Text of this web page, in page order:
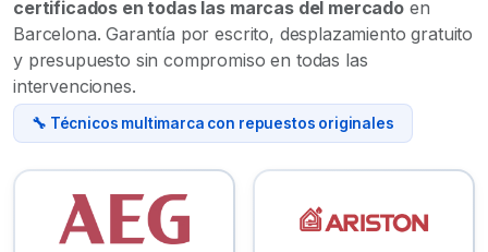
certificados en todas las marcas del mercadoen
Barcelona. Garantía por escrito, desplazamiento gratuito
y presupuesto sin compromiso en todas las
intervenciones.
🔧 Técnicos multimarca con repuestos originales